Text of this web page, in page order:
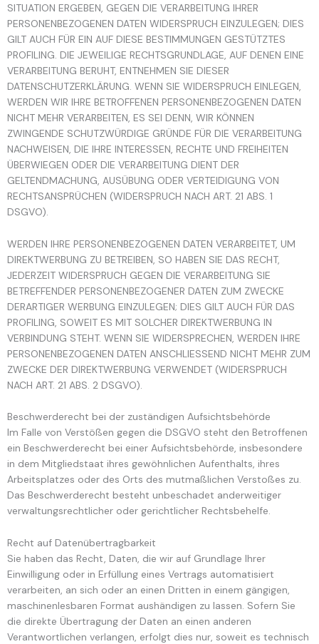
SITUATION ERGEBEN, GEGEN DIE VERARBEITUNG IHRER
PERSONENBEZOGENEN DATEN WIDERSPRUCH EINZULEGEN; DIES
GILT AUCH FÜR EIN AUF DIESE BESTIMMUNGEN GESTÜTZTES
PROFILING. DIE JEWEILIGE RECHTSGRUNDLAGE, AUF DENEN EINE
VERARBEITUNG BERUHT, ENTNEHMEN SIE DIESER
DATENSCHUTZERKLÄRUNG. WENN SIE WIDERSPRUCH EINLEGEN,
WERDEN WIR IHRE BETROFFENEN PERSONENBEZOGENEN DATEN
NICHT MEHR VERARBEITEN, ES SEI DENN, WIR KÖNNEN
ZWINGENDE SCHUTZWÜRDIGE GRÜNDE FÜR DIE VERARBEITUNG
NACHWEISEN, DIE IHRE INTERESSEN, RECHTE UND FREIHEITEN
ÜBERWIEGEN ODER DIE VERARBEITUNG DIENT DER
GELTENDMACHUNG, AUSÜBUNG ODER VERTEIDIGUNG VON
RECHTSANSPRÜCHEN (WIDERSPRUCH NACH ART. 21 ABS. 1
DSGVO).
WERDEN IHRE PERSONENBEZOGENEN DATEN VERARBEITET, UM
DIREKTWERBUNG ZU BETREIBEN, SO HABEN SIE DAS RECHT,
JEDERZEIT WIDERSPRUCH GEGEN DIE VERARBEITUNG SIE
BETREFFENDER PERSONENBEZOGENER DATEN ZUM ZWECKE
DERARTIGER WERBUNG EINZULEGEN; DIES GILT AUCH FÜR DAS
PROFILING, SOWEIT ES MIT SOLCHER DIREKTWERBUNG IN
VERBINDUNG STEHT. WENN SIE WIDERSPRECHEN, WERDEN IHRE
PERSONENBEZOGENEN DATEN ANSCHLIESSEND NICHT MEHR ZUM
ZWECKE DER DIREKTWERBUNG VERWENDET (WIDERSPRUCH
NACH ART. 21 ABS. 2 DSGVO).
Beschwerde­recht bei der zuständigen Aufsichts­behörde
Im Falle von Verstößen gegen die DSGVO steht den Betroffenen
ein Beschwerderecht bei einer Aufsichtsbehörde, insbesondere
in dem Mitgliedstaat ihres gewöhnlichen Aufenthalts, ihres
Arbeitsplatzes oder des Orts des mutmaßlichen Verstoßes zu.
Das Beschwerderecht besteht unbeschadet anderweitiger
verwaltungsrechtlicher oder gerichtlicher Rechtsbehelfe.
Recht auf Daten­übertrag­barkeit
Sie haben das Recht, Daten, die wir auf Grundlage Ihrer
Einwilligung oder in Erfüllung eines Vertrags automatisiert
verarbeiten, an sich oder an einen Dritten in einem gängigen,
maschinenlesbaren Format aushändigen zu lassen. Sofern Sie
die direkte Übertragung der Daten an einen anderen
Verantwortlichen verlangen, erfolgt dies nur, soweit es technisch